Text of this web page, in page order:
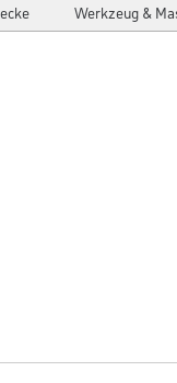
Werkzeug &